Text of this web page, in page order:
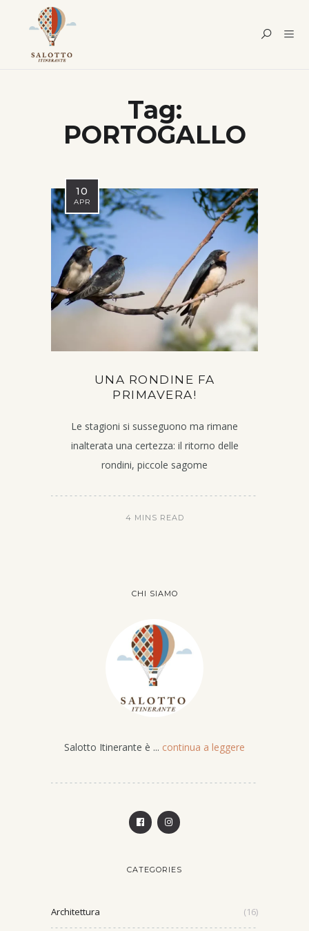
Tag:
PORTOGALLO
10
APR
UNA RONDINE FA
PRIMAVERA!
Le stagioni si susseguono ma rimane
inalterata una certezza: il ritorno delle
rondini, piccole sagome
4 MINS READ
CHI SIAMO
Salotto Itinerante è ... continua a leggere
CATEGORIES
Architettura (16)